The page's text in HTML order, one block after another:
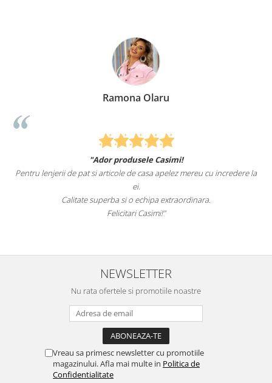
Ramona Olaru
"Ador produsele Casimi!
Pentru lenjerii de pat si articole de casa apelez mereu cu incredere la
ei.
Calitate superba si o echipa extraordinara.
Felicitari Casimi!"
NEWSLETTER
Nu rata ofertele si promotiile noastre
Vreau sa primesc newsletter cu promotiile
magazinului. Afla mai multe in Politica de
Confidentialitate